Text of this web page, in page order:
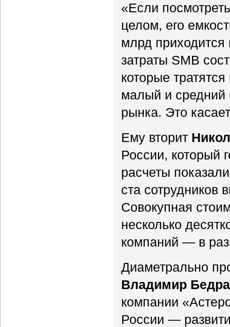
«Если
целом, его
млрд приходится
затраты SMB
которые
малый и средний
рынка. Это
Ему вторит
России, который
расчеты
ста сотрудников
Совокупная
несколько
компаний — в
Диаметрально
Владимир
компании
России —